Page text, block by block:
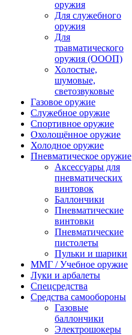
оружия
Для служебного
оружия
Для
травматического
оружия (ОООП)
Холостые,
шумовые,
светозвуковые
Газовое оружие
Служебное оружие
Спортивное оружие
Охолощённое оружие
Холодное оружие
Пневматическое оружие
Аксессуары для
пневматических
винтовок
Баллончики
Пневматические
винтовки
Пневматические
пистолеты
Пульки и шарики
ММГ / Учебное оружие
Луки и арбалеты
Спецсредства
Средства самообороны
Газовые
баллончики
Электрошокеры